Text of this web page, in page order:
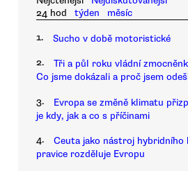
24 hod
týden měsíc
1. Sucho v době motoristické
2.
Tři a půl roku vládní
Co jsme dokázali a proč jsem
3.
Evropa se změně klimatu
je kdy, jak a co s příčinami
4.
Ceuta jako nástroj hybridního
pravice rozděluje Evropu